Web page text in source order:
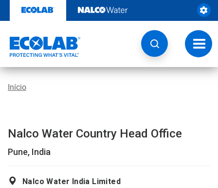
o
Início
Nalco Water Country Head Office
Pune, India
Nalco Water India Limited